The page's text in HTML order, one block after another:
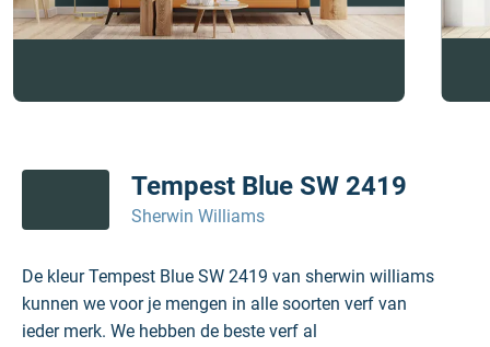
Tempest Blue SW 2419
Sherwin Williams
De kleur Tempest Blue SW 2419 van sherwin williams
kunnen we voor je mengen in alle soorten verf van
ieder merk. We hebben de beste verf al